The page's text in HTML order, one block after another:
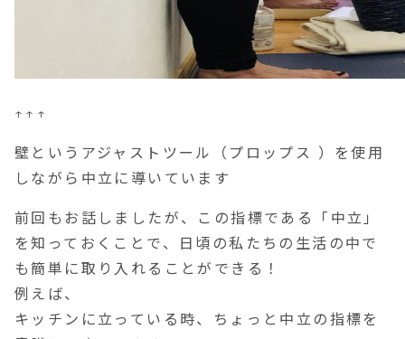
↑↑↑
壁というアジャストツール（プロップス ）を使用
しながら中立に導いています
前回もお話しましたが、この指標である「中立」
を知っておくことで、日頃の私たちの生活の中で
も簡単に取り入れることができる！
例えば、
キッチンに立っている時、ちょっと中立の指標を